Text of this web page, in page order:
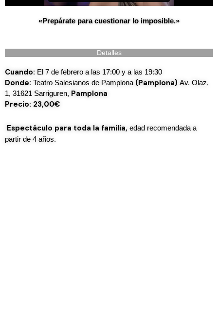
«Prepárate paracuestionar lo imposible.»
Detalles
Cuando: El 7 de febrero a las 17:00 y a las 19:30
Donde: Teatro Salesianos de Pamplona (Pamplona) Av. Olaz,
1, 31621 Sarriguren, Pamplona
Precio: 23,00€
Espectáculo para toda la familia, edad recomendada a
partir de 4 años.